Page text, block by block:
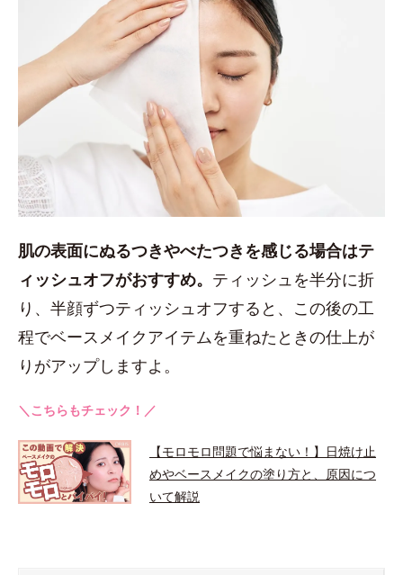
肌の表面にぬるつきやべたつきを感じる場合はテ
ィッシュオフがおすすめ。 ティッシュを半分に折
り、半顔ずつティッシュオフすると、この後の工
程でベースメイクアイテムを重ねたときの仕上が
りがアップしますよ。
＼こちらもチェック！／
【モロモロ問題で悩まない！】日焼け止
めやベースメイクの塗り方と、原因につ
いて解説